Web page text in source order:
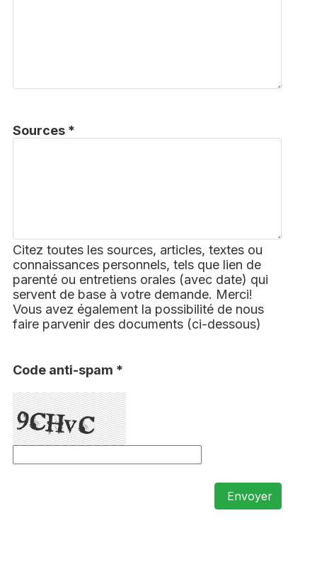
Sources *
Citez toutes les sources, articles, textes ou
connaissances personnels, tels que lien de
parenté ou entretiens orales (avec date) qui
servent de base à votre demande. Merci!
Vous avez également la possibilité de nous
faire parvenir des documents (ci-dessous)
Code anti-spam *
Envoyer